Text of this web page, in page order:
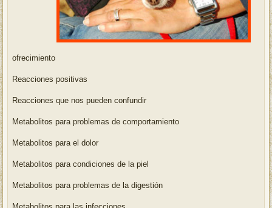
ofrecimiento
Reacciones positivas
Reacciones que nos pueden confundir
Metabolitos para problemas de comportamiento
Metabolitos para el dolor
Metabolitos para condiciones de la piel
Metabolitos para problemas de la digestión